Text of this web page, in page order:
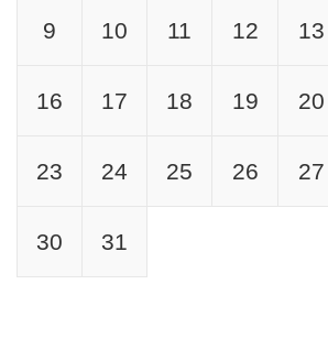
9 10 11 12 13
16 17 18 19 20
23 24 25 26 27
30 31